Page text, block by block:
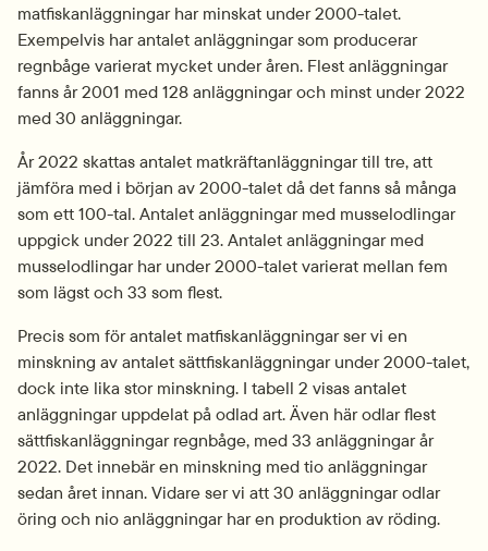
matfiskanläggningar har minskat under 2000-talet.
Exempelvis har antalet anläggningar som producerar
regnbåge varierat mycket under åren. Flest anläggningar
fanns år 2001 med 128 anläggningar och minst under 2022
med 30 anläggningar.
År 2022 skattas antalet matkräftanläggningar till tre, att
jämföra med i början av 2000-talet då det fanns så många
som ett 100-tal. Antalet anläggningar med musselodlingar
uppgick under 2022 till 23. Antalet anläggningar med
musselodlingar har under 2000-talet varierat mellan fem
som lägst och 33 som flest.
Precis som för antalet matfiskanläggningar ser vi en
minskning av antalet sättfiskanläggningar under 2000-talet,
dock inte lika stor minskning. I tabell 2 visas antalet
anläggningar uppdelat på odlad art. Även här odlar flest
sättfiskanläggningar regnbåge, med 33 anläggningar år
2022. Det innebär en minskning med tio anläggningar
sedan året innan. Vidare ser vi att 30 anläggningar odlar
öring och nio anläggningar har en produktion av röding.